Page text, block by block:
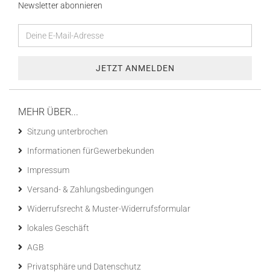
Newsletter abonnieren
MEHR ÜBER...
Sitzung unterbrochen
Informationen fürGewerbekunden
Impressum
Versand- & Zahlungsbedingungen
Widerrufsrecht & Muster-Widerrufsformular
lokales Geschäft
AGB
Privatsphäre und Datenschutz